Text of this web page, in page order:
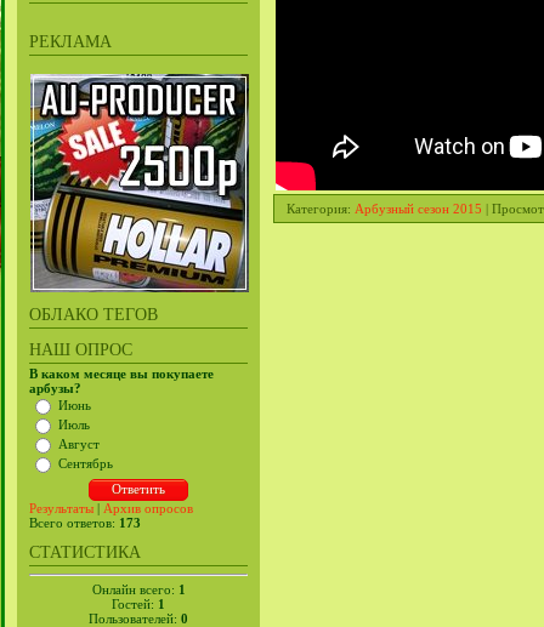
РЕКЛАМА
ОБЛАКО ТЕГОВ
НАШ ОПРОС
В каком месяце вы покупаете
арбузы?
Июнь
Июль
Август
Сентябрь
Результаты | Архив опросов
Всего ответов: 173
СТАТИСТИКА
Онлайн всего: 1
Гостей: 1
Пользователей: 0
Категория: Арбузный сезон 2015 |